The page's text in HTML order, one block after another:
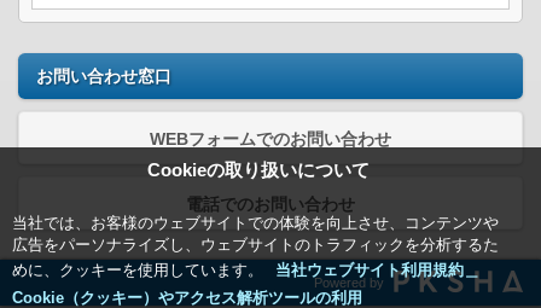
Cookieの取り扱いについて
当社では、お客様のウェブサイトでの体験を向上させ、コンテンツや
広告をパーソナライズし、ウェブサイトのトラフィックを分析するた
めに、クッキーを使用しています。
当社ウェブサイト利用規約＿
Cookie（クッキー）やアクセス解析ツールの利用
お問い合わせ窓口
WEBフォームでのお問い合わせ
電話でのお問い合わせ
Powered by